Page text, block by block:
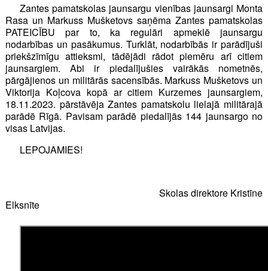
Zantes pamatskolas jaunsargu vienības jaunsargi Monta
Rasa un Markuss Mušketovs saņēma Zantes pamatskolas
PATEICĪBU par to, ka regulāri apmeklē jaunsargu
nodarbības un pasākumus. Turklāt, nodarbībās ir parādījuši
priekšzīmīgu attieksmi, tādējādi rādot piemēru arī citiem
jaunsargiem. Abi ir piedalījušies vairākās nometnēs,
pārgājienos un militārās sacensībās. Markuss Mušketovs un
Viktorija Koļcova kopā ar citiem Kurzemes jaunsargiem,
18.11.2023. pārstāvēja Zantes pamatskolu lielajā militārajā
parādē Rīgā. Pavisam parādē piedalījās 144 jaunsargo no
visas Latvijas.
LEPOJAMIES!
Skolas direktore Kristīne
Elksnīte